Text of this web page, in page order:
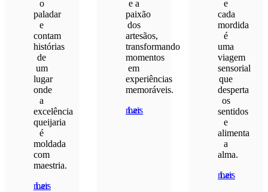
o
paladar
e
contam
histórias
de
um
lugar
onde
a
excelência
queijaria
é
moldada
com
maestria.
Ler mais
e a
paixão
dos
artesãos,
transformando
momentos
em
experiências
memoráveis.
Ler mais
e
cada
mordida
é
uma
viagem
sensorial
que
desperta
os
sentidos
e
alimenta
a
alma.
Ler mais